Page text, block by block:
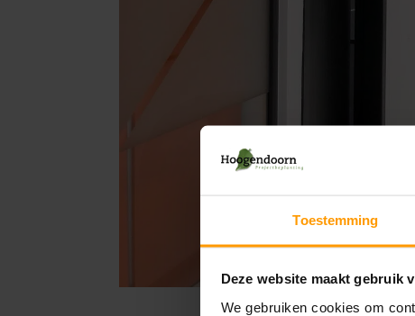
Toestemming
Deze website maakt gebruik
We gebruiken cookies om